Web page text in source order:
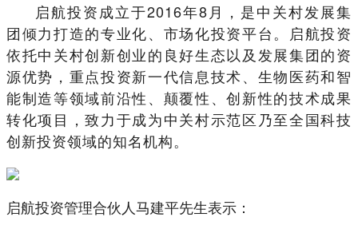
启航投资成立于2016年8月，是中关村发展集
团倾力打造的专业化、市场化投资平台。启航投资
依托中关村创新创业的良好生态以及发展集团的资
源优势，重点投资新一代信息技术、生物医药和智
能制造等领域前沿性、颠覆性、创新性的技术成果
转化项目，致力于成为中关村示范区乃至全国科技
创新投资领域的知名机构。
启航投资管理合伙人马建平先生表示：